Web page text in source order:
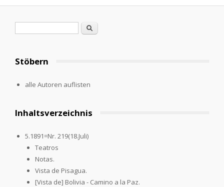
Suche
Stöbern
alle Autoren auflisten
Inhaltsverzeichnis
5.1891=Nr. 219(18.Juli)
Teatros
Notas.
Vista de Pisagua.
[Vista de] Bolivia - Camino a la Paz.